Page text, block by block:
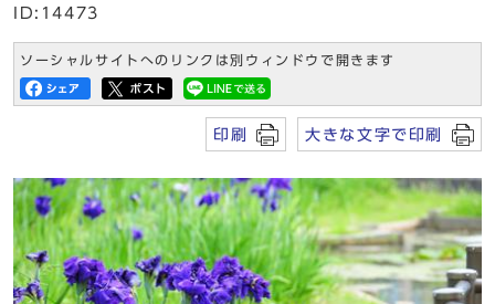
ID:14473
ソーシャルサイトへのリンクは別ウィンドウで開きます
印刷 大きな文字で印刷